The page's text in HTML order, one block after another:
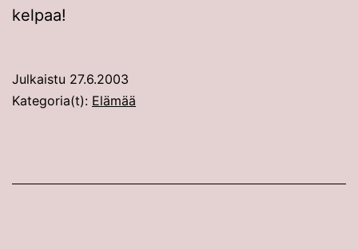
kelpaa!
Julkaistu 27.6.2003
Kategoria(t): Elämää